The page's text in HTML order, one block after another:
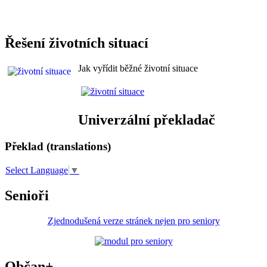
Řešení životních situací
Jak vyřídit běžné životní situace
Univerzální překladač
Překlad (translations)
Select Language ▼
Senioři
Zjednodušená verze stránek nejen pro seniory